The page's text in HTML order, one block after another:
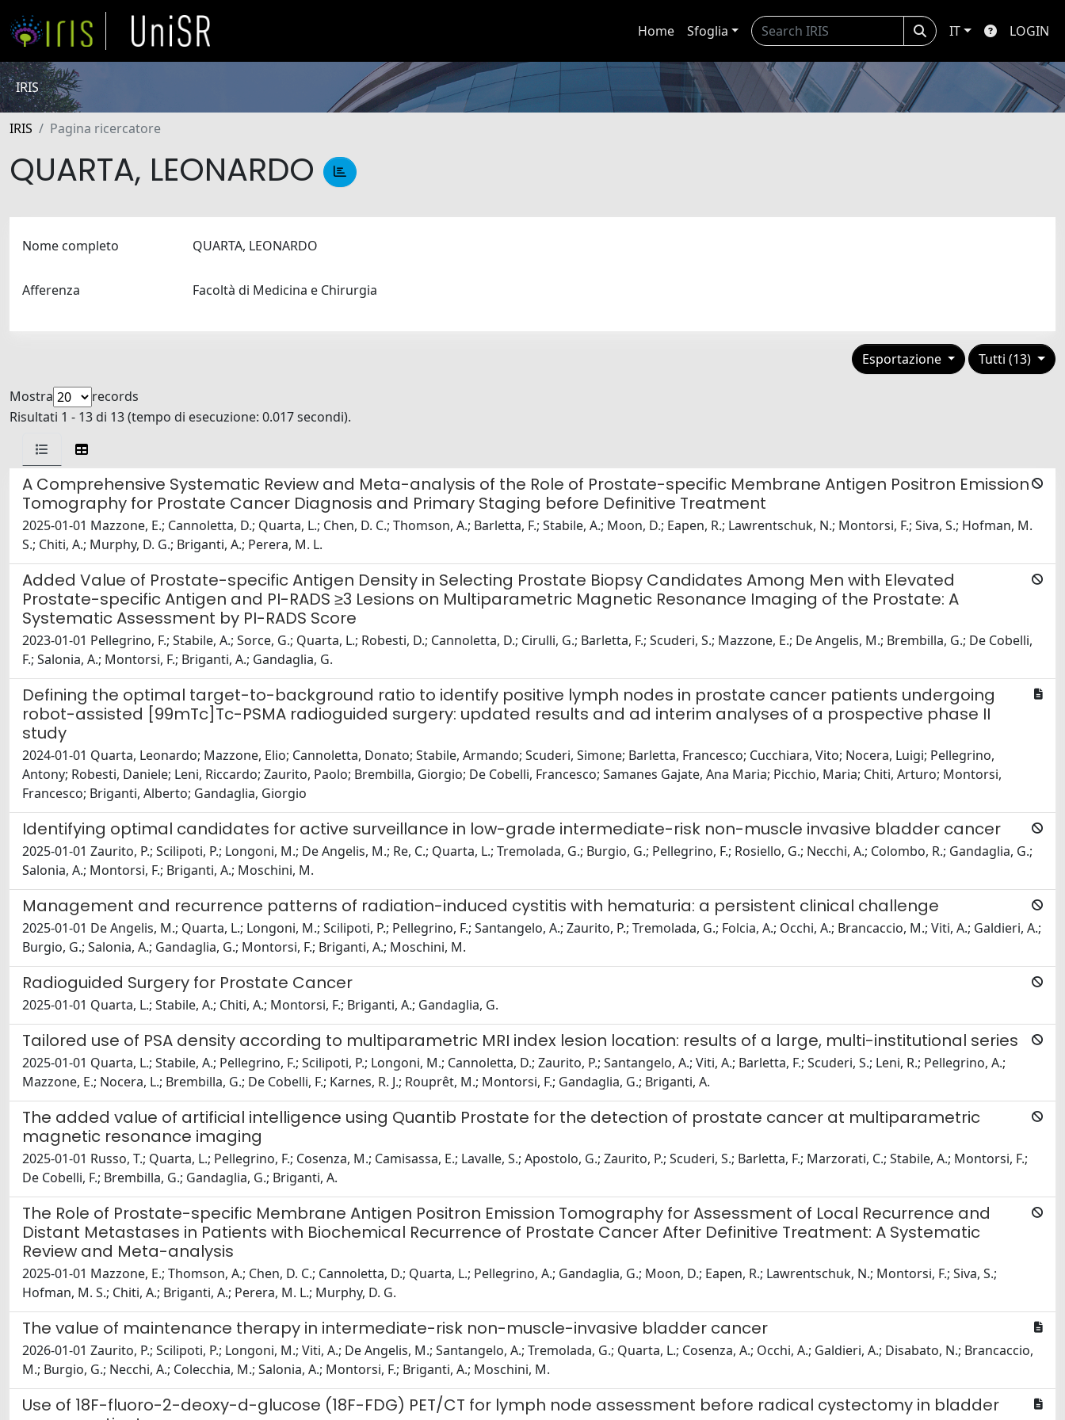
Home Sfoglia IT LOGIN
IRIS
IRIS Pagina ricercatore
QUARTA, LEONARDO
Nome completo QUARTA, LEONARDO
Afferenza Facoltà di Medicina e Chirurgia
Tutti (13)
Esportazione
Mostra
records
Risultati 1 - 13 di 13 (tempo di esecuzione: 0.017 secondi).
A Comprehensive Systematic Review and Meta-analysis of the Role of Prostate-specific Membrane Antigen Positron Emission
Tomography for Prostate Cancer Diagnosis and Primary Staging before Definitive Treatment
2025-01-01 Mazzone, E.; Cannoletta, D.; Quarta, L.; Chen, D. C.; Thomson, A.; Barletta, F.; Stabile, A.; Moon, D.; Eapen, R.; Lawrentschuk, N.; Montorsi, F.; Siva, S.; Hofman, M.
S.; Chiti, A.; Murphy, D. G.; Briganti, A.; Perera, M. L.
Added Value of Prostate-specific Antigen Density in Selecting Prostate Biopsy Candidates Among Men with Elevated
Prostate-specific Antigen and PI-RADS ≥3 Lesions on Multiparametric Magnetic Resonance Imaging of the Prostate: A
Systematic Assessment by PI-RADS Score
2023-01-01 Pellegrino, F.; Stabile, A.; Sorce, G.; Quarta, L.; Robesti, D.; Cannoletta, D.; Cirulli, G.; Barletta, F.; Scuderi, S.; Mazzone, E.; De Angelis, M.; Brembilla, G.; De Cobelli,
F.; Salonia, A.; Montorsi, F.; Briganti, A.; Gandaglia, G.
Defining the optimal target-to-background ratio to identify positive lymph nodes in prostate cancer patients undergoing
robot-assisted [99mTc]Tc-PSMA radioguided surgery: updated results and ad interim analyses of a prospective phase II
study
2024-01-01 Quarta, Leonardo; Mazzone, Elio; Cannoletta, Donato; Stabile, Armando; Scuderi, Simone; Barletta, Francesco; Cucchiara, Vito; Nocera, Luigi; Pellegrino,
Antony; Robesti, Daniele; Leni, Riccardo; Zaurito, Paolo; Brembilla, Giorgio; De Cobelli, Francesco; Samanes Gajate, Ana Maria; Picchio, Maria; Chiti, Arturo; Montorsi,
Francesco; Briganti, Alberto; Gandaglia, Giorgio
Identifying optimal candidates for active surveillance in low-grade intermediate-risk non-muscle invasive bladder cancer
2025-01-01 Zaurito, P.; Scilipoti, P.; Longoni, M.; De Angelis, M.; Re, C.; Quarta, L.; Tremolada, G.; Burgio, G.; Pellegrino, F.; Rosiello, G.; Necchi, A.; Colombo, R.; Gandaglia, G.;
Salonia, A.; Montorsi, F.; Briganti, A.; Moschini, M.
Management and recurrence patterns of radiation-induced cystitis with hematuria: a persistent clinical challenge
2025-01-01 De Angelis, M.; Quarta, L.; Longoni, M.; Scilipoti, P.; Pellegrino, F.; Santangelo, A.; Zaurito, P.; Tremolada, G.; Folcia, A.; Occhi, A.; Brancaccio, M.; Viti, A.; Galdieri, A.;
Burgio, G.; Salonia, A.; Gandaglia, G.; Montorsi, F.; Briganti, A.; Moschini, M.
Radioguided Surgery for Prostate Cancer
2025-01-01 Quarta, L.; Stabile, A.; Chiti, A.; Montorsi, F.; Briganti, A.; Gandaglia, G.
Tailored use of PSA density according to multiparametric MRI index lesion location: results of a large, multi-institutional series
2025-01-01 Quarta, L.; Stabile, A.; Pellegrino, F.; Scilipoti, P.; Longoni, M.; Cannoletta, D.; Zaurito, P.; Santangelo, A.; Viti, A.; Barletta, F.; Scuderi, S.; Leni, R.; Pellegrino, A.;
Mazzone, E.; Nocera, L.; Brembilla, G.; De Cobelli, F.; Karnes, R. J.; Rouprêt, M.; Montorsi, F.; Gandaglia, G.; Briganti, A.
The added value of artificial intelligence using Quantib Prostate for the detection of prostate cancer at multiparametric
magnetic resonance imaging
2025-01-01 Russo, T.; Quarta, L.; Pellegrino, F.; Cosenza, M.; Camisassa, E.; Lavalle, S.; Apostolo, G.; Zaurito, P.; Scuderi, S.; Barletta, F.; Marzorati, C.; Stabile, A.; Montorsi, F.;
De Cobelli, F.; Brembilla, G.; Gandaglia, G.; Briganti, A.
The Role of Prostate-specific Membrane Antigen Positron Emission Tomography for Assessment of Local Recurrence and
Distant Metastases in Patients with Biochemical Recurrence of Prostate Cancer After Definitive Treatment: A Systematic
Review and Meta-analysis
2025-01-01 Mazzone, E.; Thomson, A.; Chen, D. C.; Cannoletta, D.; Quarta, L.; Pellegrino, A.; Gandaglia, G.; Moon, D.; Eapen, R.; Lawrentschuk, N.; Montorsi, F.; Siva, S.;
Hofman, M. S.; Chiti, A.; Briganti, A.; Perera, M. L.; Murphy, D. G.
The value of maintenance therapy in intermediate-risk non-muscle-invasive bladder cancer
2026-01-01 Zaurito, P.; Scilipoti, P.; Longoni, M.; Viti, A.; De Angelis, M.; Santangelo, A.; Tremolada, G.; Quarta, L.; Cosenza, A.; Occhi, A.; Galdieri, A.; Disabato, N.; Brancaccio,
M.; Burgio, G.; Necchi, A.; Colecchia, M.; Salonia, A.; Montorsi, F.; Briganti, A.; Moschini, M.
Use of 18F-fluoro-2-deoxy-d-glucose (18F-FDG) PET/CT for lymph node assessment before radical cystectomy in bladder